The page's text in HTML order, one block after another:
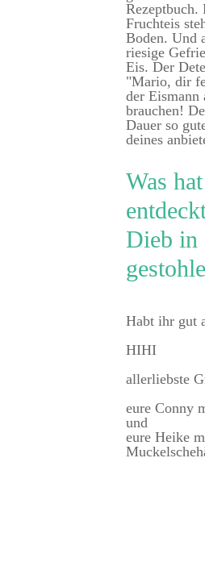
Rezeptbuch.
Fruchteis
Boden. Und
riesige
Eis. Der
"Mario, dir
der Eismann
brauchen!
Dauer so
deines
Was
Dieb in
Habt ihr gut
HIHI
allerliebste
eure Conny
und
eure Heike